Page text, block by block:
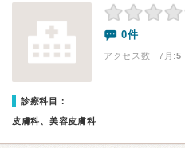
0件
アクセス数 7月:5
診療科目：
皮膚科、美容皮膚科